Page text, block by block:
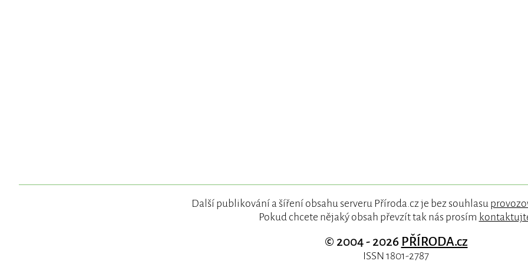
Další publikování a šíření obsahu serveru Příroda.cz je bez souhlasu
Pokud chcete nějaký obsah převzít tak nás prosím
© 2004 - 2026 PŘÍRODA.cz
ISSN 1801-2787